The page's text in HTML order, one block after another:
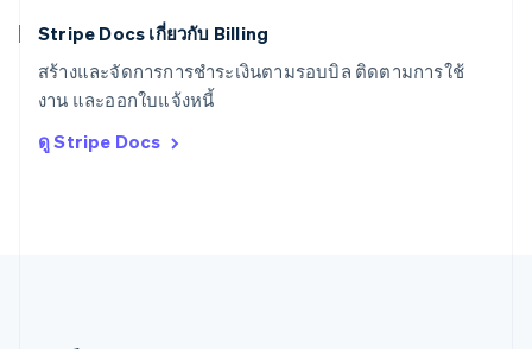
Stripe Docs เกี่ยวกับ Billing
สร้างและจัดการการชำระเงินตามรอบบิล ติดตามการใช้
งาน และออกใบแจ้งหนี้
ดู Stripe Docs
ออสเตรเลีย
ออสเตรีย
DeutschEnglish
ItalianoEnglish